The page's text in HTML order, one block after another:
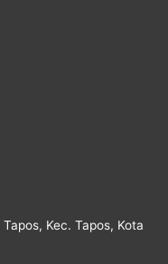
Kec. Tapos, Kota